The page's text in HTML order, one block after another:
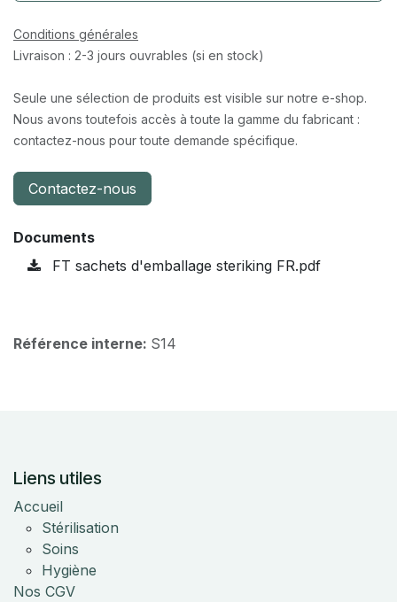
Conditions générales
Livraison : 2-3 jours ouvrables (si en stock)
Seule une sélection de produits est visible sur notre e-shop.
Nous avons toutefois accès à toute la gamme du fabricant :
contactez-nous pour toute demande spécifique.
Contactez-nous
Documents
FT sachets d'emballage steriking FR.pdf
Référence interne: S14
Liens utiles
Accueil
Stérilisation
Soins
Hygiène
Nos CGV